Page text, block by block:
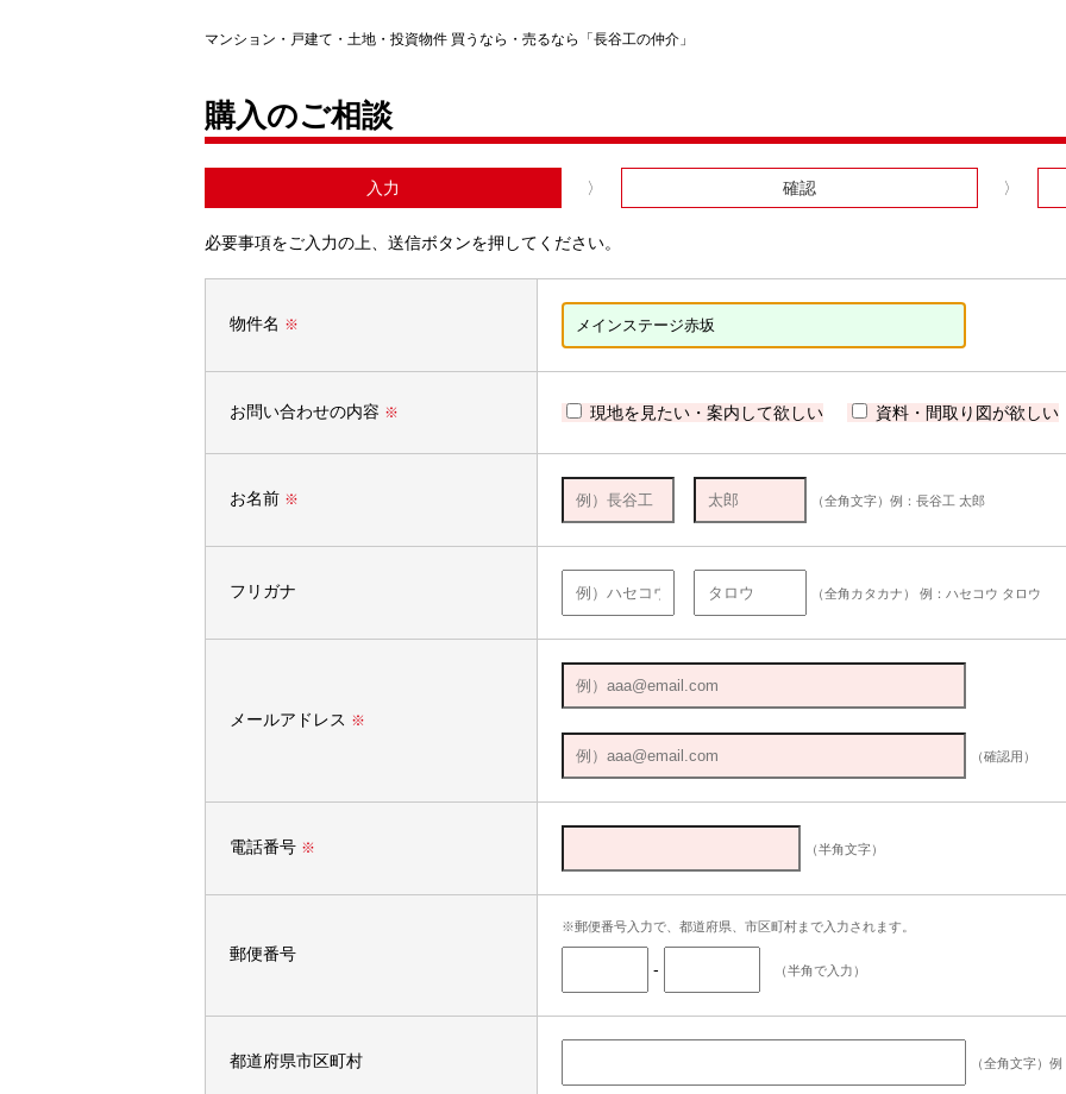
マンション・戸建て・土地・投資物件 買うなら・売るなら「長谷工の仲介」
購入のご相談
入力 確認
必要事項をご入力の上、送信ボタンを押してください。
物件名 ※
お問い合わせの内容 ※ 現地を見たい・案内して欲しい 資料・間取り図が欲しい
お名前 ※ （全角文字）例：長谷工 太郎
フリガナ （全角カタカナ） 例：ハセコウ タロウ
メールアドレス ※
（確認用）
電話番号 ※ （半角文字）
郵便番号
※郵便番号入力で、都道府県、市区町村まで入力されます。
- （半角で入力）
都道府県市区町村 （全角文字）